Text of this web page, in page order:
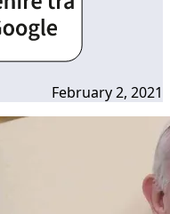
February 2, 2021